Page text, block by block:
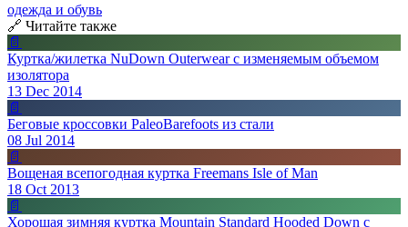
одежда и обувь
🔗 Читайте также
📄
Куртка/жилетка NuDown Outerwear с изменяемым объемом
изолятора
13 Dec 2014
📄
Беговые кроссовки PaleoBarefoots из стали
08 Jul 2014
📄
Вощеная всепогодная куртка Freemans Isle of Man
18 Oct 2013
📄
Хорошая зимняя куртка Mountain Standard Hooded Down с